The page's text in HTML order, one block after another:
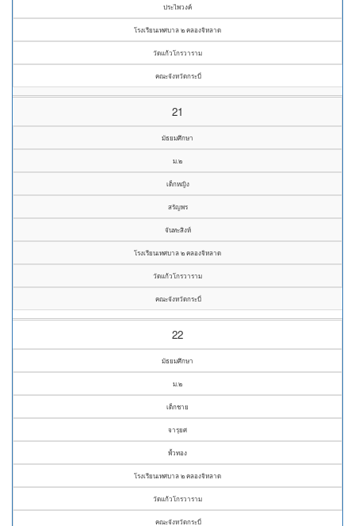
ประไพวงค์
โรงเรียนเทศบาล ๒ คลองจิหลาด
วัดแก้วโกรวาราม
คณะจังหวัดกระบี่
21
มัธยมศึกษา
ม.๒
เด็กหญิง
สรัญพร
จันทะสิงห์
โรงเรียนเทศบาล ๒ คลองจิหลาด
วัดแก้วโกรวาราม
คณะจังหวัดกระบี่
22
มัธยมศึกษา
ม.๒
เด็กชาย
จารุยศ
พั้วทอง
โรงเรียนเทศบาล ๒ คลองจิหลาด
วัดแก้วโกรวาราม
คณะจังหวัดกระบี่